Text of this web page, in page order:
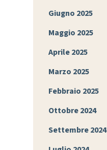
Giugno 2025
Maggio 2025
Aprile 2025
Marzo 2025
Febbraio 2025
Ottobre 2024
Settembre 2024